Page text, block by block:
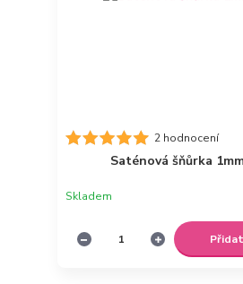
2 hodnocení
Saténová šňůrka
Skladem